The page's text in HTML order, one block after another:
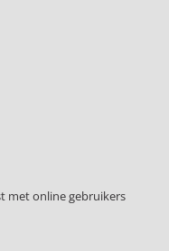
met online gebruikers